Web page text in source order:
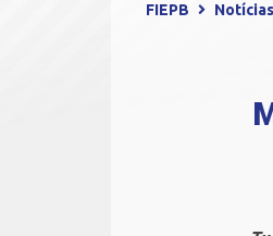
FIEPB Notícias